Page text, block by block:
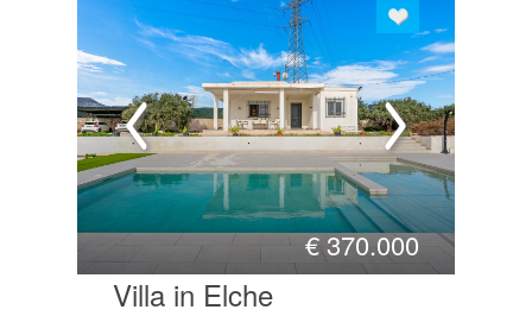
€370.000
Villa in Elche